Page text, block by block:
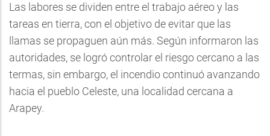
Las labores se dividen entre el trabajo aéreo y las
tareas en tierra, con el objetivo de evitar que las
llamas se propaguen aún más. Según informaron las
autoridades, se logró controlar el riesgo cercano a las
termas, sin embargo, el incendio continuó avanzando
hacia el pueblo Celeste, una localidad cercana a
Arapey.